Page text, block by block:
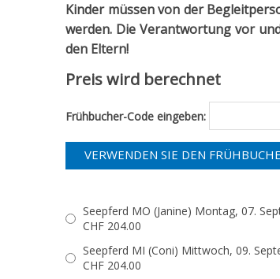
Kinder müssen von der
werden. Die Verantwortung vor
den Eltern!
Preis wird berechnet
Frühbucher-Code eingeben:
Seepferd MO (Janine) Montag, 07. September
CHF 204.00
Seepferd MI (Coni) Mittwoch, 09. September
CHF 204.00